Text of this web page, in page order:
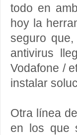
todo en
hoy la
seguro
antivirus
Vodafone /
instalar
Otra línea
en los que